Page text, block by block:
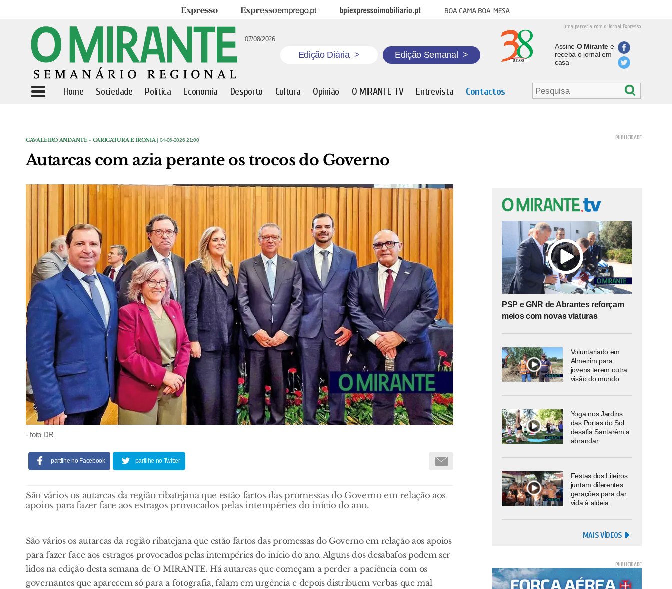
Expresso Expresso Emprego BPI Expresso Imobiliário Boa cama boa mesa
uma parceria com o Jornal Expresso
07/08/2026
Edição Diária > Edição Semanal >
Assine O Mirantee
receba o jornal em
casa
Home Sociedade Política Economia Desporto Cultura Opinião O MIRANTE TV Entrevista Contactos
CAVALEIRO ANDANTE - CARICATURA E IRONIA | 04-06-2026 21:00
Autarcas com azia perante os trocos do Governo
- foto DR
partilhe no Facebook partilhe no Twitter
São vários os autarcas da região ribatejana que estão fartos das promessas do Governo em relação aos
apoios para fazer face aos estragos provocados pelas intempéries do início do ano.
São vários os autarcas da região ribatejana que estão fartos das promessas do Governo em relação aos apoios
para fazer face aos estragos provocados pelas intempéries do início do ano. Alguns dos desabafos podem ser
lidos na edição desta semana de O MIRANTE. Há autarcas que começam a perder a paciência com os
governantes que aparecem só para a fotografia, falam em urgência e depois distribuem verbas que mal
PSP e GNR de Abrantes reforçam
meios com novas viaturas
Voluntariado em
Almeirim para
jovens terem outra
visão do mundo
Yoga nos Jardins
das Portas do Sol
desafia Santarém a
abrandar
Festas dos Liteiros
juntam diferentes
gerações para dar
vida à aldeia
MAIS VÍDEOS